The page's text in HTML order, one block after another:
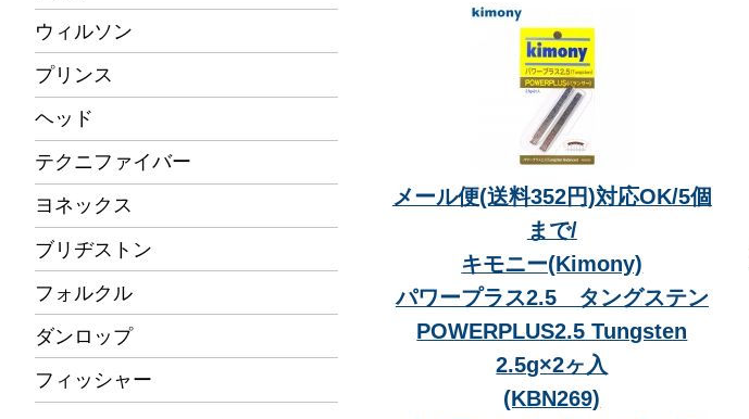
ウィルソン
プリンス
ヘッド
テクニファイバー
ヨネックス
ブリヂストン
フォルクル
ダンロップ
フィッシャー
メール便(送料352円)対応OK/5個
まで/
キモニー(Kimony)
パワープラス2.5 タングステン
POWERPLUS2.5 Tungsten
2.5g×2ヶ入
(KBN269)